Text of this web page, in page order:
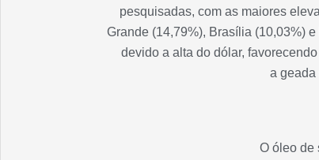
pesquisadas, com as maiores
Grande (14,79%), Brasília (10,03%)
devido a alta do dólar,
a geada
O óleo de